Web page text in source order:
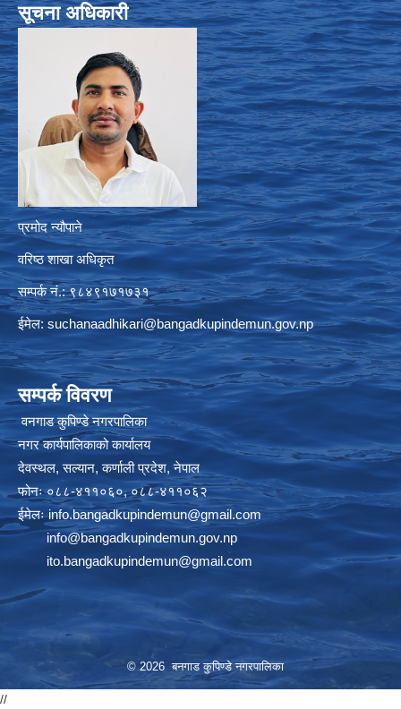
सूचना अधिकारी
प्रमोद न्यौपाने
वरिष्ठ शाखा अधिकृत
सम्पर्क नं.: ९८४९१७१७३१
ईमेल: suchanaadhikari@bangadkupindemun.gov.np
सम्पर्क विवरण
वनगाड कुपिण्डे नगरपालिका
नगर कार्यपालिकाको कार्यालय
देवस्थल, सल्यान, कर्णाली प्रदेश, नेपाल
फोनः ०८८-४११०६०, ०८८-४११०६२
ईमेलःinfo.bangadkupindemun@gmail.com
info@bangadkupindemun.gov.np
ito.bangadkupindemun@gmail.com
© 2026 बनगाड कुपिण्डे नगरपालिका
//